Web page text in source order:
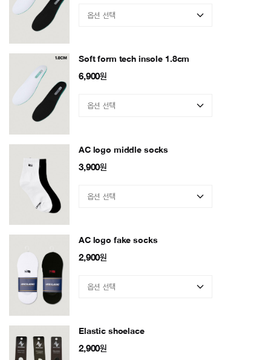
Soft form tech insole 1.8cm
6,900원
AC logo middle socks
3,900원
AC logo fake socks
2,900원
Elastic shoelace
2,900원